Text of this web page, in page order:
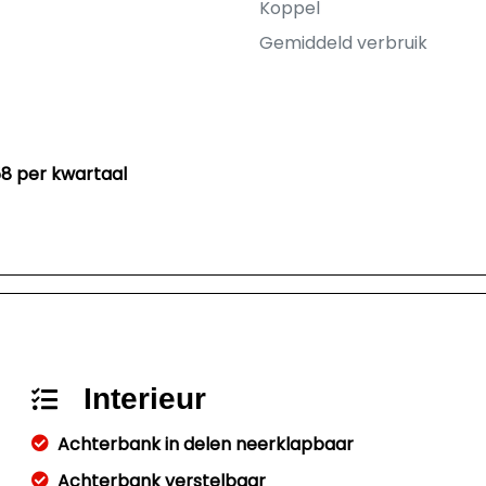
per kwartaal
Koppel
Gemiddeld verbruik
Interieur
Achterbank in delen neerklapbaar